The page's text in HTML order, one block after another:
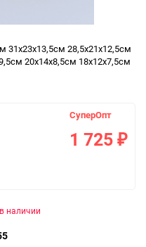
31х23х13,5см 28,5х21х12,5см
20х14х8,5см 18х12х7,5см
СуперОпт
1 725 ₽
наличии